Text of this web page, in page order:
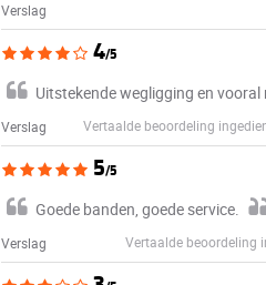
Verslag
4/5
Uitstekende wegligging en
Verslag Vertaalde beoordeling
5/5
Goede banden, goede service.
Verslag Vertaalde beoordeling